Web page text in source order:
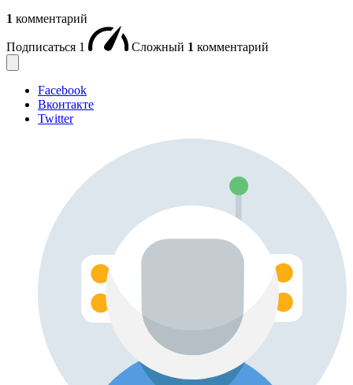
1 комментарий
Подписаться 1 Сложный 1 комментарий
Facebook
Вконтакте
Twitter